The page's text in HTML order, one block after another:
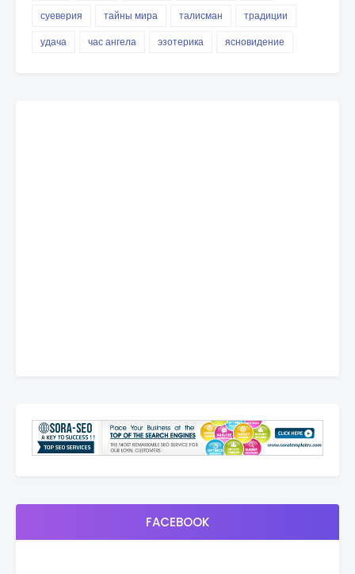
суеверия
тайны мира талисман
традиции
удача
час ангела эзотерика ясновидение
FACEBOOK